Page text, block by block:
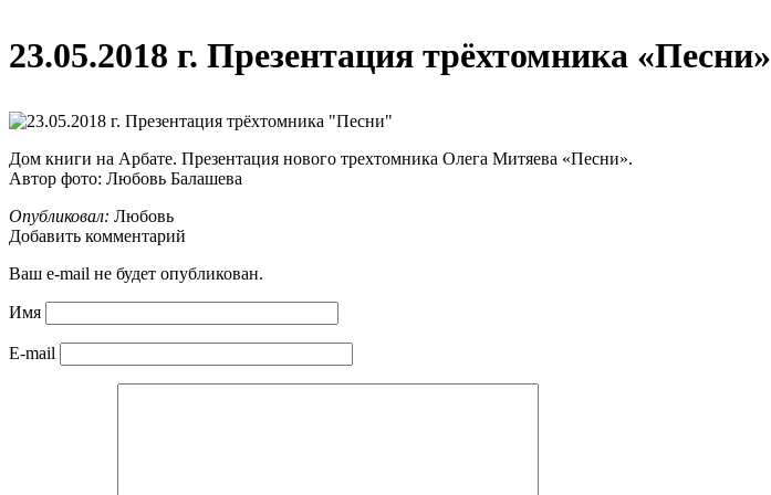
23.05.2018 г. Презентация трёхтомника «Песни»
Дом книги на Арбате. Презентация нового трехтомника Олега Митяева «Песни».
Автор фото: Любовь Балашева
Опубликовал: Любовь
Добавить комментарий
Ваш e-mail не будет опубликован.
Имя
E-mail